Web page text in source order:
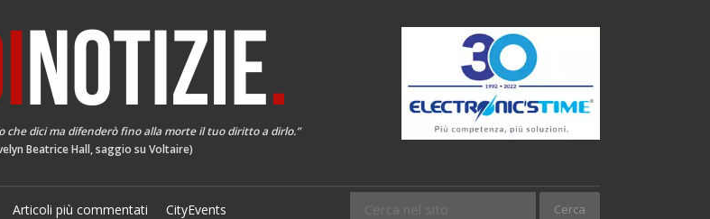
che dici ma difenderò fino alla morte il tuo diritto a dirlo.”
Beatrice Hall, saggio su Voltaire)
Articoli più commentati CityEvents